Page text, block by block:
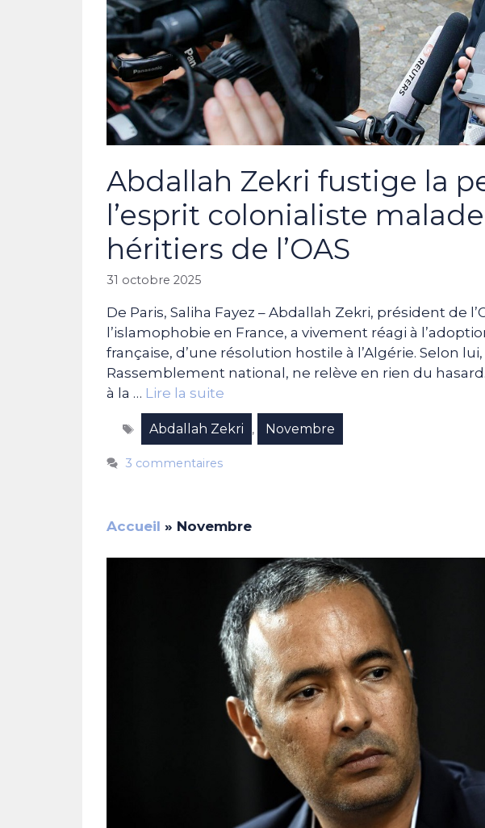
Abdallah Zekri fustige la
l’esprit colonialiste
héritiers de l’OAS
31 octobre 2025
De Paris, Saliha Fayez – Abdallah Zekri, président de
l’islamophobie en France, a vivement réagi à
française, d’une résolution hostile à l’Algérie. Selon
Rassemblement national, ne relève en rien du
à la … Lire la suite
Étiquettes
Abdallah Zekri , Novembre
3 commentaires
Accueil » Novembre